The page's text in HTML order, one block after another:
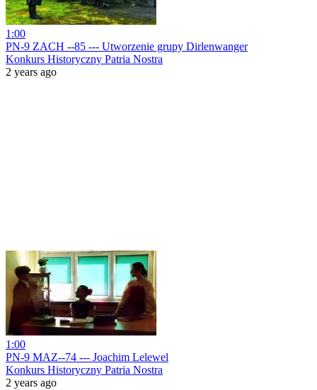
1:00
PN-9 ZACH --85 --- Utworzenie grupy Dirlenwanger
Konkurs Historyczny Patria Nostra
2 years ago
1:00
PN-9 MAZ--74 --- Joachim Lelewel
Konkurs Historyczny Patria Nostra
2 years ago